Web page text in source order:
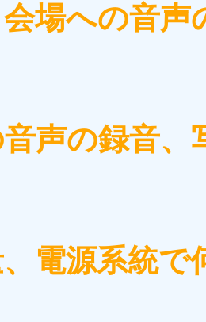
場への音
声の録音、
電源系統